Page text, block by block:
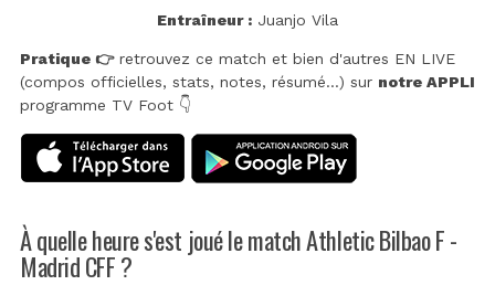
Entraîneur : Juanjo Vila
Pratique 👉retrouvez ce match et bien d'autres EN LIVE
(compos officielles, stats, notes, résumé...) sur notre APPLI
programme TV Foot 👇
À quelle heure s'est joué le match Athletic Bilbao F -
Madrid CFF ?